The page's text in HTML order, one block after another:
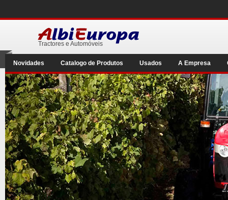
Tractores e Automóveis
Novidades Catalogo de Produtos Usados A Empresa